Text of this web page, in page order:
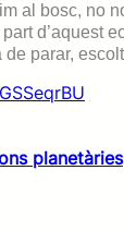
al bosc, no
d’aquest
parar,
planetàries